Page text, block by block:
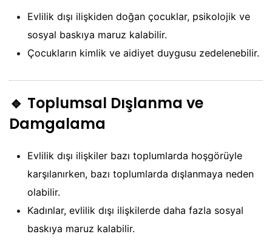
Evlilik dışı ilişkiden doğan çocuklar, psikolojik ve
sosyal baskıya maruz kalabilir.
Çocukların kimlik ve aidiyet duygusu zedelenebilir.
🔹 Toplumsal Dışlanma ve
Damgalama
Evlilik dışı ilişkiler bazı toplumlarda hoşgörüyle
karşılanırken, bazı toplumlarda dışlanmaya neden
olabilir.
Kadınlar, evlilik dışı ilişkilerde daha fazla sosyal
baskıya maruz kalabilir.